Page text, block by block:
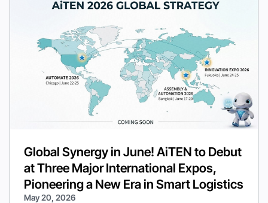
Global Synergy in June! AiTEN to Debut
at Three Major International Expos,
Pioneering a New Era in Smart Logistics
May 20, 2026